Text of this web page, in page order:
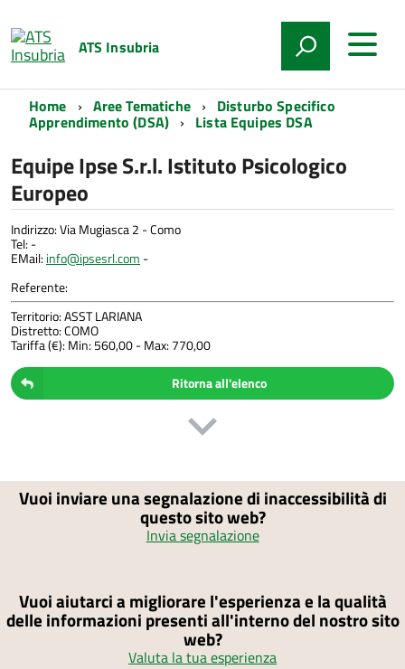
ATS Insubria
Home Aree Tematiche Disturbo Specifico
Apprendimento (DSA) Lista Equipes DSA
Equipe Ipse S.r.l. Istituto Psicologico
Europeo
Indirizzo: Via Mugiasca 2 - Como
Tel:-
EMail:info@ipsesrl.com -
Referente:
Territorio: ASST LARIANA
Distretto: COMO
Tariffa (€): Min: 560,00 - Max: 770,00
Ritorna all'elenco
Vuoi inviare una segnalazione di inaccessibilità di
questo sito web?
Invia segnalazione
Vuoi aiutarci a migliorare l'esperienza e la qualità
delle informazioni presenti all'interno del nostro sito
web?
Valuta la tua esperienza